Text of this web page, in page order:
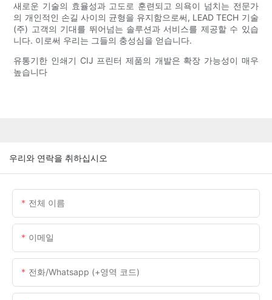
새로운 기술의 효율성과 고도로 훈련되고 의욕이 넘치는 전문가
의 개인적인 손길 사이의 균형을 유지함으로써, LEAD TECH 기술
(주) 고객의 기대를 뛰어넘는 솔루션과 서비스를 제공할 수 있습
니다. 이로써 우리는 그들의 충성심을 얻습니다.
유통기한 인쇄기 CIJ 프린터 제품의 개발은 확장 가능성이 매우
높습니다
우리와 연락을 취하십시오
전체 이름
이메일
전화/whatsapp (+영역 코드)